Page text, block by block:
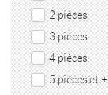
2 pièces
3 pièces
4 pièces
5 pièces et +